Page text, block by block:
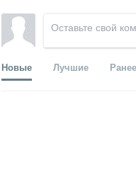
Новые Лучшие Ранее